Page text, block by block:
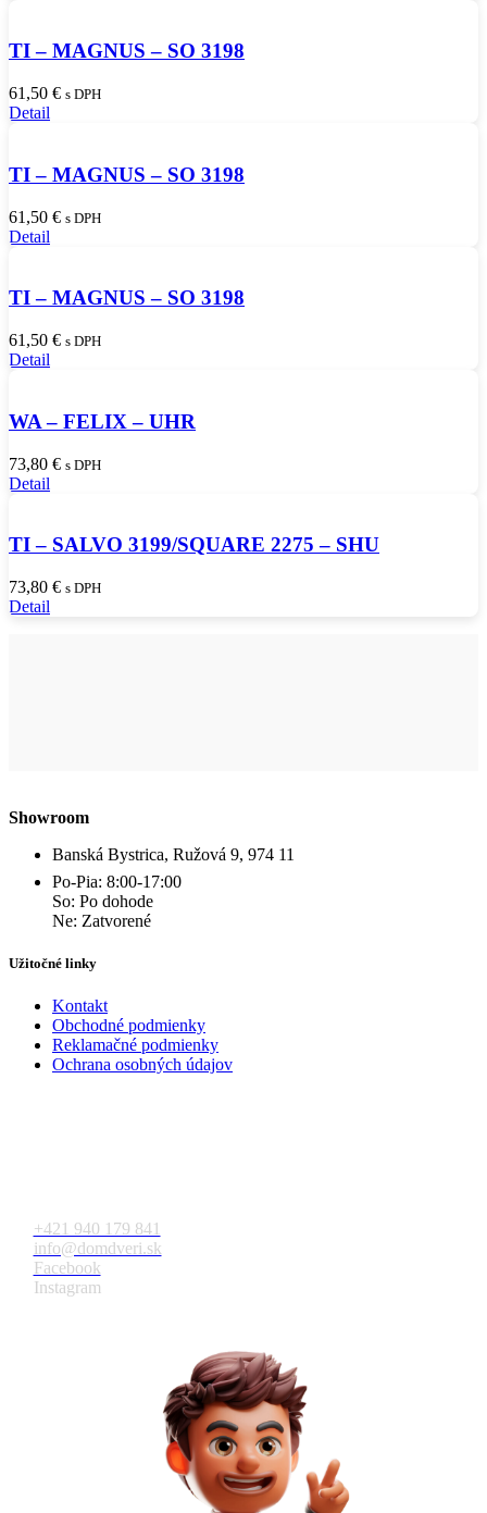
TI – MAGNUS – SO 3198
61,50 € s DPH
Detail
TI – MAGNUS – SO 3198
61,50 € s DPH
Detail
TI – MAGNUS – SO 3198
61,50 € s DPH
Detail
WA – FELIX – UHR
73,80 € s DPH
Detail
TI – SALVO 3199/SQUARE 2275 – SHU
73,80 € s DPH
Detail
Showroom
Banská Bystrica, Ružová 9, 974 11
Po-Pia: 8:00-17:00
So: Po dohode
Ne: Zatvorené
Užitočné linky
Kontakt
Obchodné podmienky
Reklamačné podmienky
Ochrana osobných údajov
+421 940 179 841
info@domdveri.sk
Facebook
Instagram